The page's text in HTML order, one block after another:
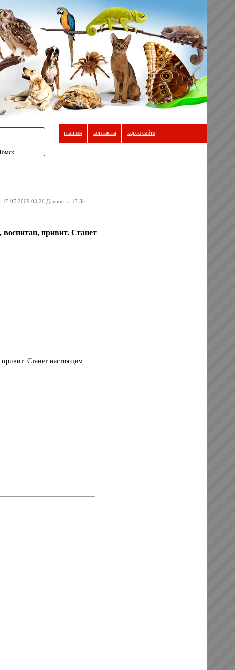
главная контакты карта сайта
15.07.2009 03:26 Давность: 17 Лет
привит. Станет
Станет настоящим